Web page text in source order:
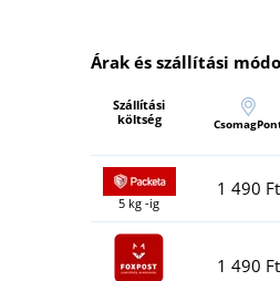
Árak és szállítási
Szállítási
költség
5 kg -ig
1 490 Ft
1 490 Ft